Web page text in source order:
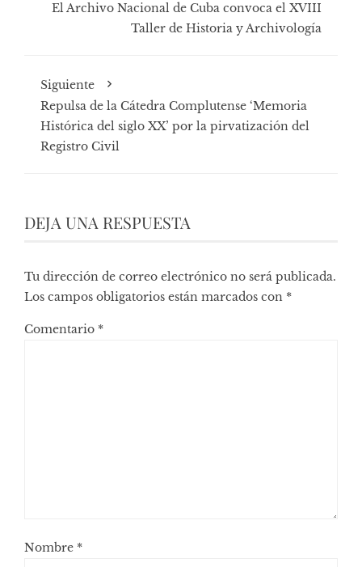
El Archivo Nacional de Cuba convoca el XVIII
Taller de Historia y Archivología
Siguiente
Repulsa de la Cátedra Complutense ‘Memoria
Histórica del siglo XX’ por la pirvatización del
Registro Civil
DEJA UNA RESPUESTA
Tu dirección de correo electrónico no será publicada.
Los campos obligatorios están marcados con *
Comentario *
Nombre *